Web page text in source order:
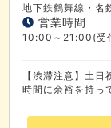
地下鉄鶴舞線・
営業時間
10:00～21:00(受
【渋滞注意】土
時間に余裕を持っ